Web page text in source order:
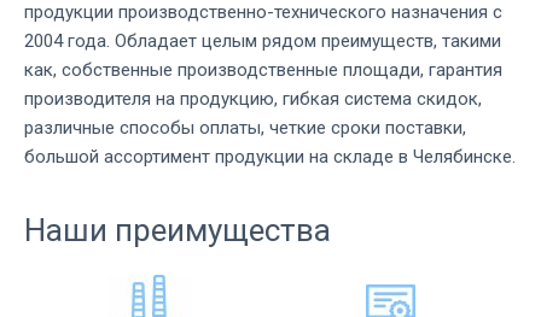
продукции производственно-технического назначения с
2004 года. Обладает целым рядом преимуществ, такими
как, собственные производственные площади, гарантия
производителя на продукцию, гибкая система скидок,
различные способы оплаты, четкие сроки поставки,
большой ассортимент продукции на складе в Челябинске.
Наши преимущества